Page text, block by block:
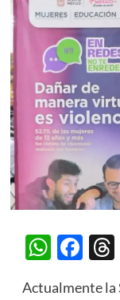
Actualmente la